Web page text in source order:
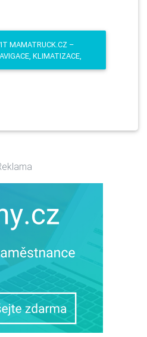
MAMATRUCK.CZ –
KLIMATIZACE,